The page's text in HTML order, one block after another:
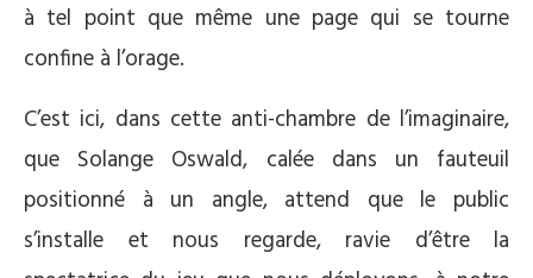
à tel point que même une page qui se tourne
confine à l’orage.
C’est ici, dans cette anti-chambre de l’imaginaire,
que Solange Oswald, calée dans un fauteuil
positionné à un angle, attend que le public
s’installe et nous regarde, ravie d’être la